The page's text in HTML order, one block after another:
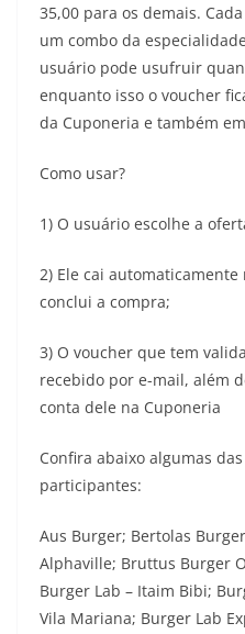
35,00 para os demais.
um combo da
usuário pode usufruir
enquanto isso o voucher
da Cuponeria e também
Como usar?
1) O usuário escolhe a
2) Ele cai automaticamente
conclui a compra;
3) O voucher que tem
recebido por e-mail, além
conta dele na Cuponeria
Confira abaixo algumas
participantes:
Aus Burger; Bertolas
Alphaville; Bruttus Burger
Burger Lab – Itaim Bibi;
Vila Mariana; Burger Lab